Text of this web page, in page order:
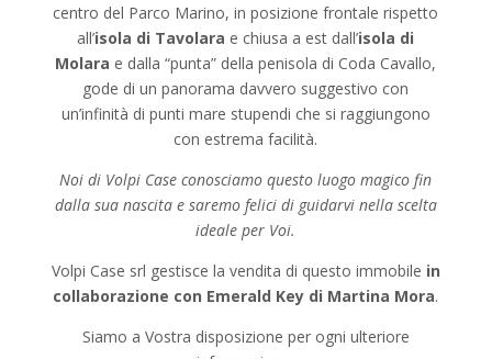
centro del Parco Marino, in posizione frontale rispetto
all’isola di Tavolara e chiusa a est dall’isola di
Molara e dalla “punta” della penisola di Coda Cavallo,
gode di un panorama davvero suggestivo con
un’infinità di punti mare stupendi che si raggiungono
con estrema facilità.
Noi di Volpi Case conosciamo questo luogo magico fin
dalla sua nascita e saremo felici di guidarvi nella scelta
ideale per Voi.
Volpi Case srl gestisce la vendita di questo immobile in
collaborazione con Emerald Key di Martina Mora.
Siamo a Vostra disposizione per ogni ulteriore